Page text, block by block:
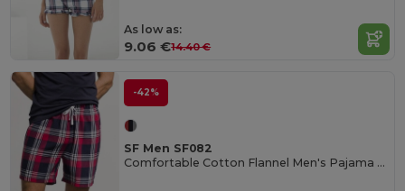
As low as:
9.06 €14.40 €
-42%
SF Men SF082
Comfortable Cotton Flannel Men's Pajama Shorts